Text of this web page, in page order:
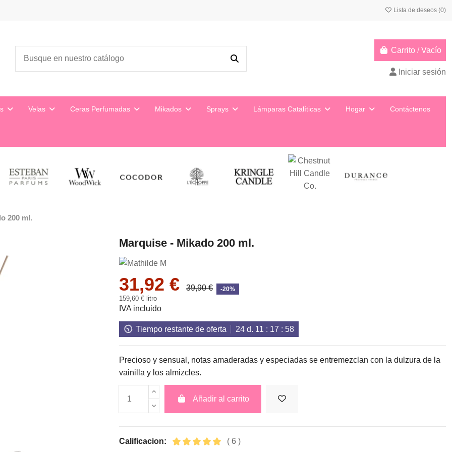
Lista de deseos (0)
Carrito /Vacío
Iniciar sesión
Velas Ceras Perfumadas Mikados Sprays Lámparas Catalíticas Hogar Contáctenos
200 ml.
Marquise - Mikado 200 ml.
31,92 € 39,90 € -20%
159,60 € litro
IVA incluido
Tiempo restante de oferta 24d. 11 : 17 : 57
Precioso y sensual, notas amaderadas y especiadas se entremezclan con la dulzura de la
vainilla y los almizcles.
Añadir al carrito
Calificacion: ( 6 )